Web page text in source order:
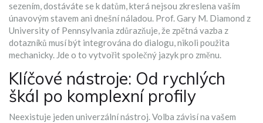
sezením, dostáváte se k datům, která nejsou zkreslena vaším
únavovým stavem ani dnešní náladou. Prof. Gary M. Diamond z
University of Pennsylvania zdůrazňuje, že zpětná vazba z
dotazníků musí být integrována do dialogu, nikoli použita
mechanicky. Jde o to vytvořit společný jazyk pro změnu.
Klíčové nástroje: Od rychlých
škál po komplexní profily
Neexistuje jeden univerzální nástroj. Volba závisí na vašem